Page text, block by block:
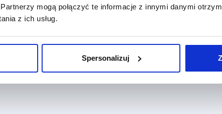
mogą połączyć te informacje z innymi danymi
z ich usług.
Spersonalizuj